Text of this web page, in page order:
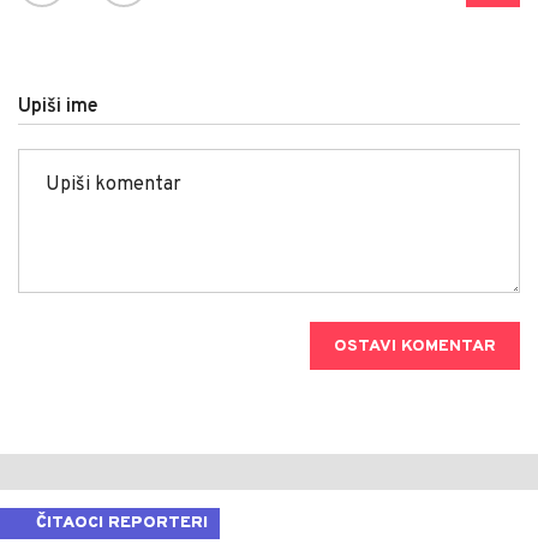
Upiši ime
OSTAVI KOMENTAR
ČITAOCI REPORTERI